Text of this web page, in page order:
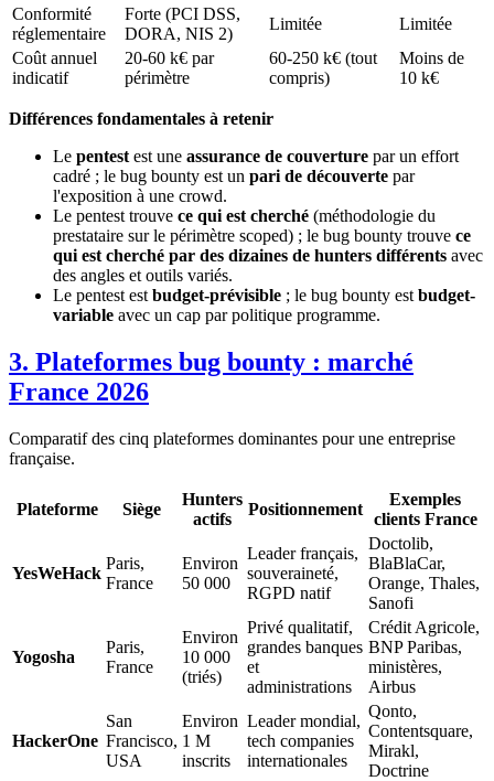
Conformité
réglementaire
Forte (PCI DSS,
DORA, NIS 2)
Limitée
Limitée
Coût annuel
indicatif
20-60 k€ par
périmètre
60-250 k€ (tout
compris)
Moins de
10 k€
Différences fondamentales à retenir
Le pentest est une assurance de couverture par un effort
cadré ; le bug bounty est un pari de découverte par
l'exposition à une crowd.
Le pentest trouve ce qui est cherché (méthodologie du
prestataire sur le périmètre scoped) ; le bug bounty trouve ce
qui est cherché par des dizaines de hunters différents avec
des angles et outils variés.
Le pentest est budget-prévisible ; le bug bounty est budget-
variable avec un cap par politique programme.
3. Plateformes bug bounty : marché
France 2026
Comparatif des cinq plateformes dominantes pour une entreprise
française.
Plateforme Siège
Hunters
actifs
Positionnement
Exemples
clients France
YesWeHack
Paris,
France
Environ
50 000
Leader français,
souveraineté,
RGPD natif
Doctolib,
BlaBlaCar,
Orange, Thales,
Sanofi
Yogosha
Paris,
France
Environ
10 000
(triés)
Privé qualitatif,
grandes banques
et
administrations
Crédit Agricole,
BNP Paribas,
ministères,
Airbus
HackerOne
San
Francisco,
USA
Environ
1 M
inscrits
Leader mondial,
tech companies
internationales
Qonto,
Contentsquare,
Mirakl,
Doctrine